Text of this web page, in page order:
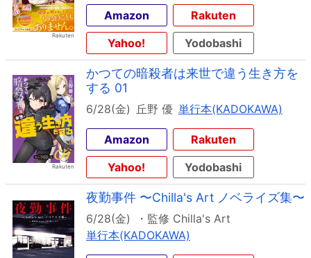
Amazon
Rakuten
Yahoo!
Yodobashi
かつての暗殺者は来世で違う生き方を
する 01
6/28(金) 丘野 優 単行本(KADOKAWA)
Amazon
Rakuten
Yahoo!
Yodobashi
夜勤事件 〜Chilla's Art ノベライズ集〜
6/28(金)
・監修 Chilla's Art
単行本(KADOKAWA)